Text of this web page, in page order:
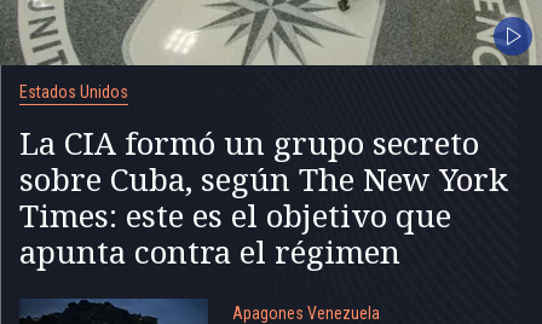
Estados Unidos
La CIA formó un grupo secreto
sobre Cuba, según The New York
Times: este es el objetivo que
apunta contra el régimen
Apagones Venezuela